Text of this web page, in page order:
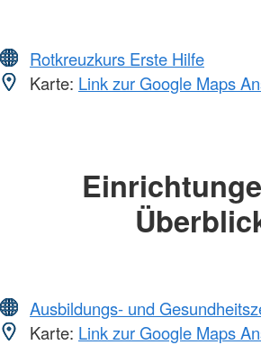
Rotkreuzkurs Erste Hilfe
Karte: Link zur Google Maps
Ausbildungs- und
Karte: Link zur Google Maps